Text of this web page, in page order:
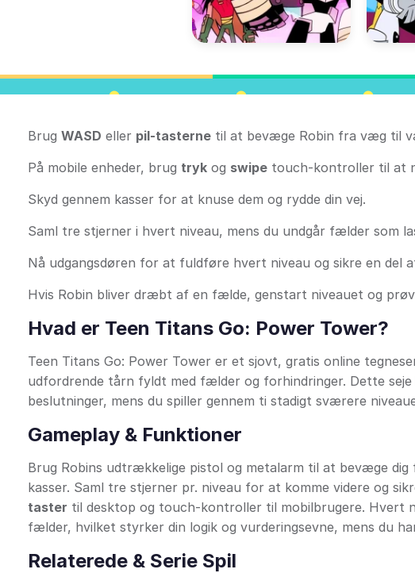
Brug WASD eller pil-tasterne til at bevæge Robin fra væg til
På mobile enheder, brug tryk og swipe touch-kontroller til at
Skyd gennem kasser for at knuse dem og rydde din vej.
Saml tre stjerner i hvert niveau, mens du undgår fælder som
Nå udgangsdøren for at fuldføre hvert niveau og sikre en del
Hvis Robin bliver dræbt af en fælde, genstart niveauet og prøv
Hvad er Teen Titans Go: Power Tower?
Teen Titans Go: Power Tower er et sjovt, gratis online
udfordrende tårn fyldt med fælder og forhindringer. Dette
beslutninger, mens du spiller gennem ti stadigt sværere
Gameplay & Funktioner
Brug Robins udtrækkelige pistol og metalarm til at bevæge
kasser. Saml tre stjerner pr. niveau for at komme videre og
taster til desktop og touch-kontroller til mobilbrugere. Hvert
fælder, hvilket styrker din logik og vurderingsevne, mens du
Relaterede & Serie Spil